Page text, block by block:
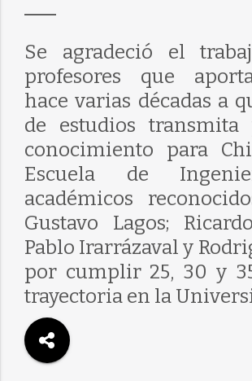
Se agradeció el
profesores que
hace varias décadas a
de estudios transmita
conocimiento para
Escuela de
académicos
Gustavo Lagos;
Pablo Irarrázaval y
por cumplir 25, 30 y
trayectoria en la